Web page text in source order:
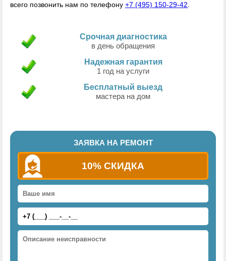
всего позвонить нам по телефону +7 (495) 150-29-42
Срочная диагностика
в день обращения
Надежная гарантия
1 год на услуги
Бесплатный выезд
мастера на дом
ЗАЯВКА НА РЕМОНТ
10% СКИДКА